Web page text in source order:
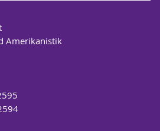
Amerikanistik